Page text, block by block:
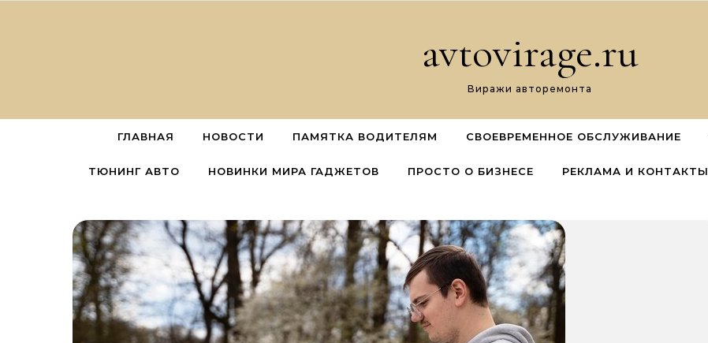
avtovirage.ru
Виражи авторемонта
ГЛАВНАЯ НОВОСТИ ПАМЯТКА ВОДИТЕЛЯМ СВОЕВРЕМЕННОЕ ОБСЛУЖИВАНИЕ
ТЮНИНГ АВТО НОВИНКИ МИРА ГАДЖЕТОВ ПРОСТО О БИЗНЕСЕ РЕКЛАМА И КОНТАКТЫ